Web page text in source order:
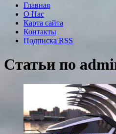
Главная
О Нас
Карта сайта
Контакты
Подписка RSS
Статьи по